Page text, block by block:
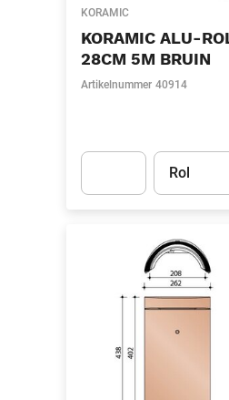
KORAMIC
KORAMIC ALU-
28CM 5M BRUIN
Artikelnummer 40914
Eenheid
Rol